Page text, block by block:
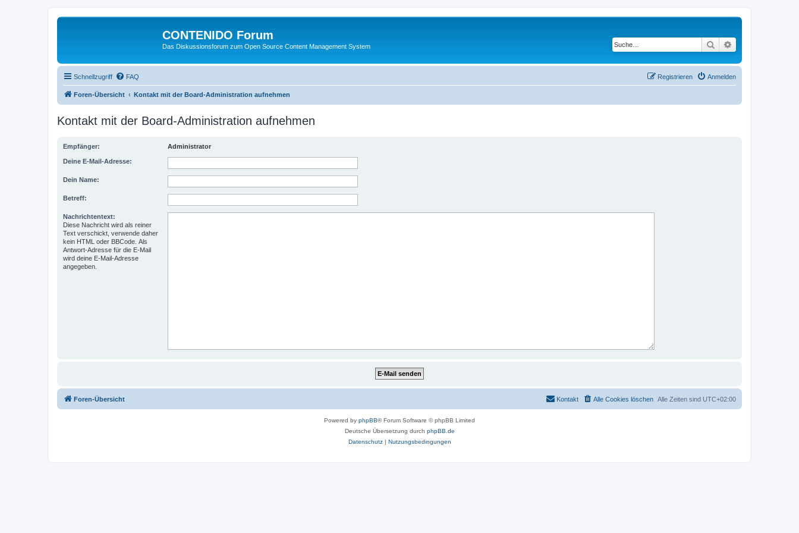
CONTENIDO Forum
Das Diskussionsforum zum Open Source Content Management System Suche
Schnellzugriff FAQ Anmelden
Registrieren
Foren-Übersicht Kontakt mit der Board-Administration aufnehmen
Kontakt mit der Board-Administration aufnehmen
Empfänger: Administrator
Deine E-Mail-Adresse:
Dein Name:
Betreff:
Nachrichtentext:
Diese Nachricht wird als reiner
Text verschickt, verwende daher
kein HTML oder BBCode. Als
Antwort-Adresse für die E-Mail
wird deine E-Mail-Adresse
angegeben.
Foren-Übersicht Alle Zeiten sind UTC+02:00
Alle Cookies löschen
Kontakt
Powered by phpBB® Forum Software © phpBB Limited
Deutsche Übersetzung durch phpBB.de
Datenschutz| Nutzungsbedingungen